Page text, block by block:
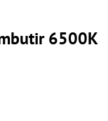
6500K